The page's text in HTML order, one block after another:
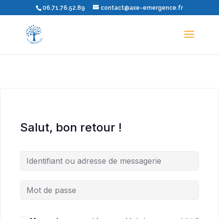
06.71.76.52.89 contact@axe-emergence.fr
Salut, bon retour !